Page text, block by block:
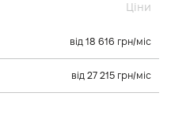
Ціни
від 18 616 грн/міс
від 27 215 грн/міс